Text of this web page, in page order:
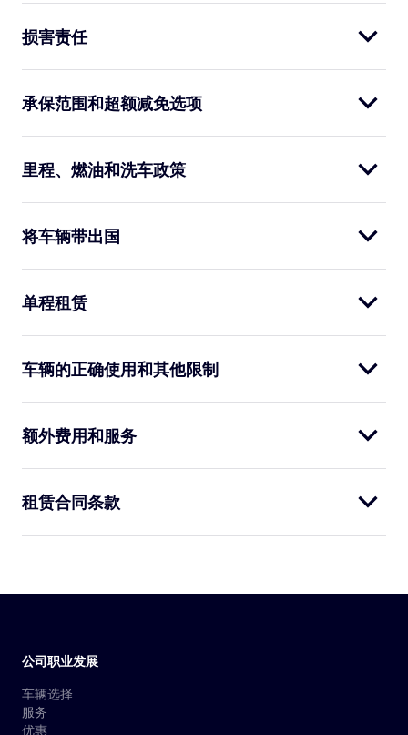
损害责任
承保范围和超额减免选项
里程、燃油和洗车政策
将车辆带出国
单程租赁
车辆的正确使用和其他限制
额外费用和服务
租赁合同条款
公司职业发展
车辆选择
服务
优惠